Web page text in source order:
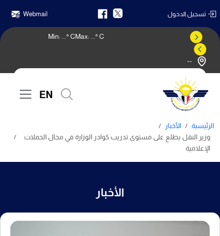
تسجيل الدخول Webmail
--
Max: ° C
Min: ° C
EN
الرئيسية
الأخبار
وزير النقل يطلع على مستوى تدريب كوادر الوزارة في مجال الحملات
الإعلامية
الأخبار